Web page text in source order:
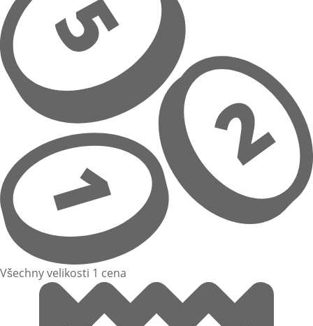
Všechny velikosti 1 cena